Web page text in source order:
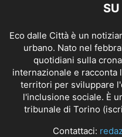
Eco dalle Città è un
urbano. Nato nel
quotidiani sulla
internazionale e racconta
territori per sviluppare
l'inclusione sociale. È
tribunale di Torino
Contattaci: